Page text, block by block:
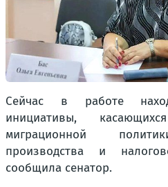
Сейчас в работе
инициативы,
миграционной
производства и
сообщила сенатор.